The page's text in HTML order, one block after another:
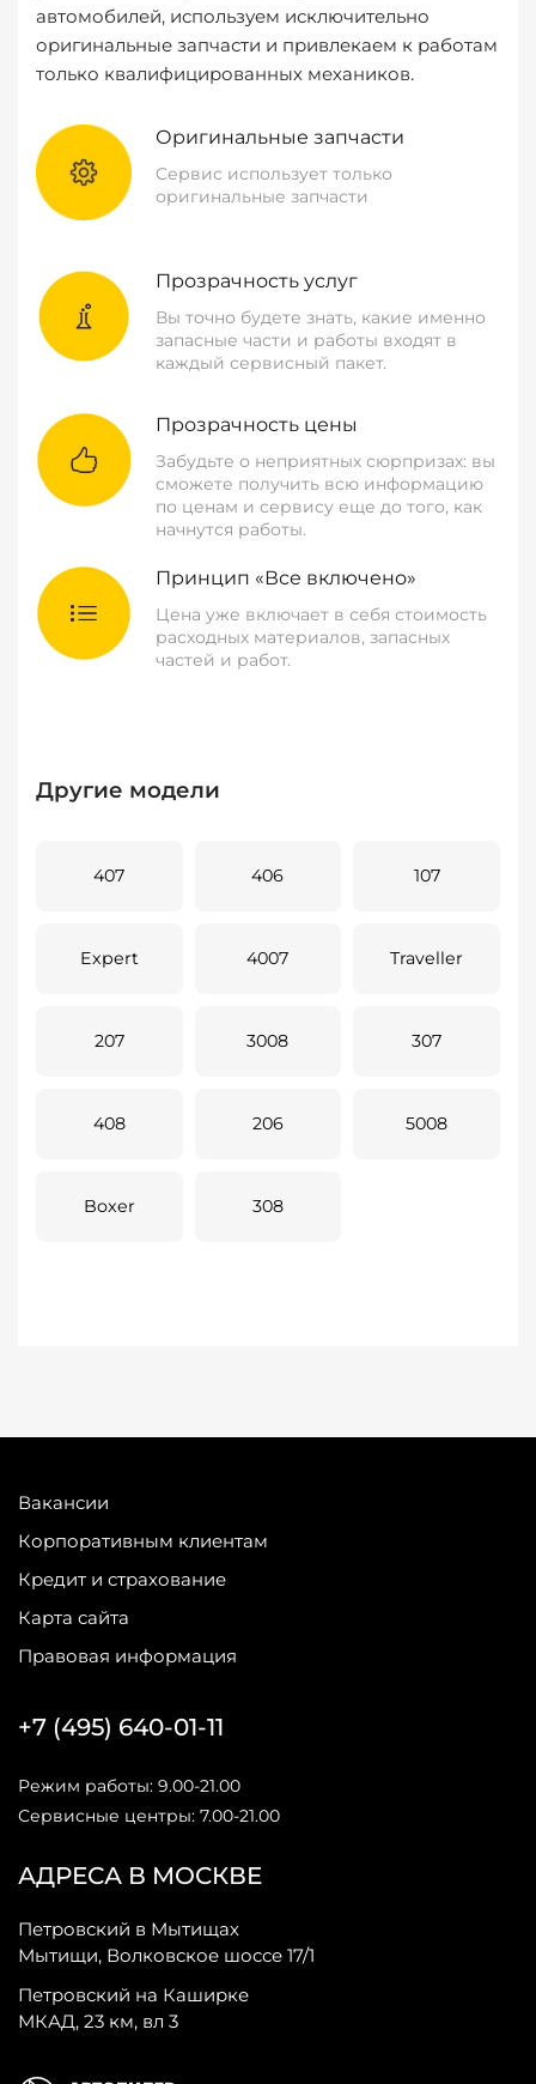
автомобилей, используем исключительно
оригинальные запчасти и привлекаем к работам
только квалифицированных механиков.
Оригинальные запчасти
Сервис использует только
оригинальные запчасти
Прозрачность услуг
Вы точно будете знать, какие именно
запасные части и работы входят в
каждый сервисный пакет.
Прозрачность цены
Забудьте о неприятных сюрпризах: вы
сможете получить всю информацию
по ценам и сервису еще до того, как
начнутся работы.
Принцип «Все включено»
Цена уже включает в себя стоимость
расходных материалов, запасных
частей и работ.
Другие модели
407 406 107
Expert 4007 Traveller
207 3008 307
408 206 5008
Boxer 308
Вакансии
Корпоративным клиентам
Кредит и страхование
Карта сайта
Правовая информация
АДРЕСА В МОСКВЕ
Петровский в Мытищах
Мытищи, Волковское шоссе 17/1
Петровский на Каширке
МКАД, 23 км, вл 3
+7 (495) 640-01-11
Режим работы: 9.00-21.00
Сервисные центры: 7.00-21.00